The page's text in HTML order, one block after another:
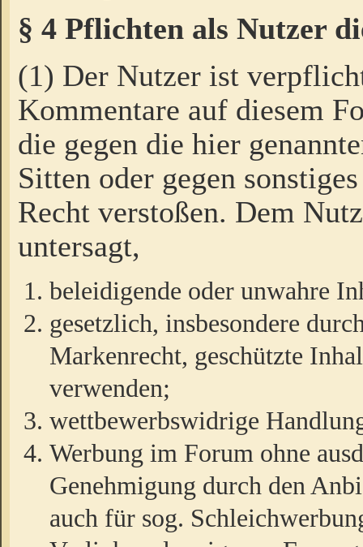
§ 4 Pflichten als Nutzer
(1) Der Nutzer ist
Kommentare auf diesem
die gegen die hier
Sitten oder gegen
Recht verstoßen. Dem
untersagt,
beleidigende oder unwahre
gesetzlich, insbesondere
Markenrecht, geschützte
verwenden;
wettbewerbswidrige
Werbung im Forum ohne
Genehmigung durch den
auch für sog.